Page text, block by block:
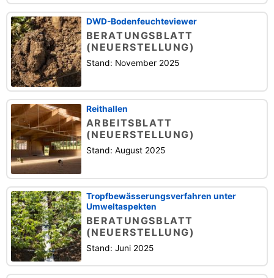
DWD-Bodenfeuchteviewer
BERATUNGSBLATT
(NEUERSTELLUNG)
Stand: November 2025
Reithallen
ARBEITSBLATT
(NEUERSTELLUNG)
Stand: August 2025
Tropfbewässerungsverfahren unter
Umweltaspekten
BERATUNGSBLATT
(NEUERSTELLUNG)
Stand: Juni 2025